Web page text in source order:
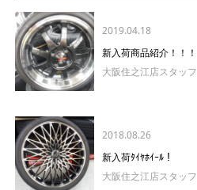
2019.04.18
新入荷商品紹介！！！
大阪住之江店スタッフ
2018.08.26
新入荷ﾀｲﾔﾎｲｰﾙ！
大阪住之江店スタッフ